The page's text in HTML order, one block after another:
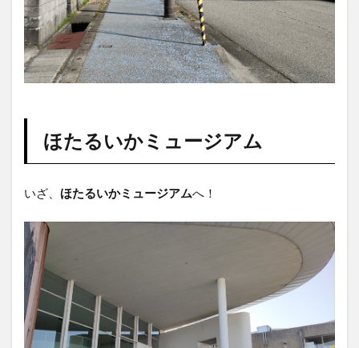
3.2
食べ
た感
想
け
道の
駅ウ
ェー
ブパ
ーク
なめ
りか
わ
ほたるいかミュージアム
いざ、 ほたるいかミュージアムへ！